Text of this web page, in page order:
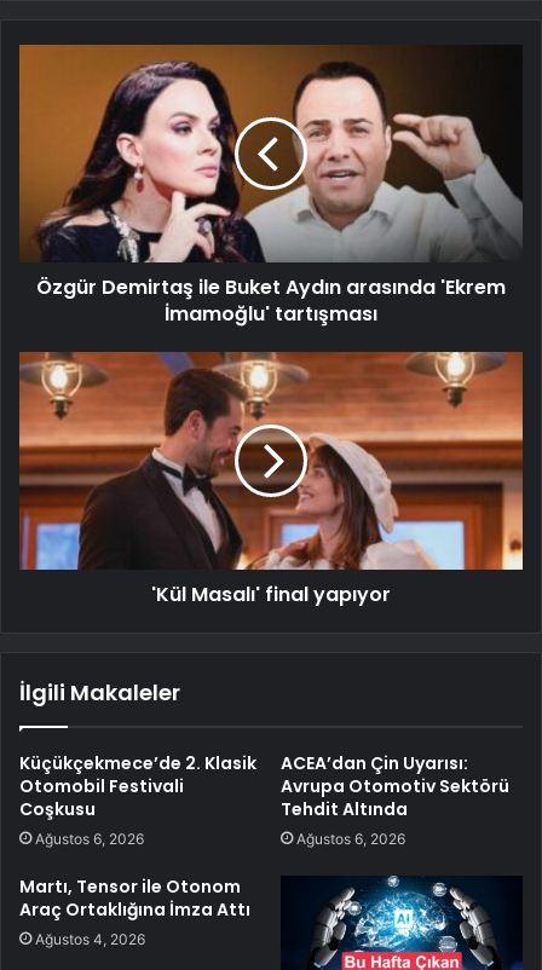
Özgür Demirtaş ile Buket Aydın arasında 'Ekrem
İmamoğlu' tartışması
'Kül Masalı' final yapıyor
İlgili Makaleler
Küçükçekmece’de 2. Klasik
Otomobil Festivali
Coşkusu
Ağustos 6, 2026
ACEA’dan Çin Uyarısı:
Avrupa Otomotiv Sektörü
Tehdit Altında
Ağustos 6, 2026
Martı, Tensor ile Otonom
Araç Ortaklığına İmza Attı
Ağustos 4, 2026